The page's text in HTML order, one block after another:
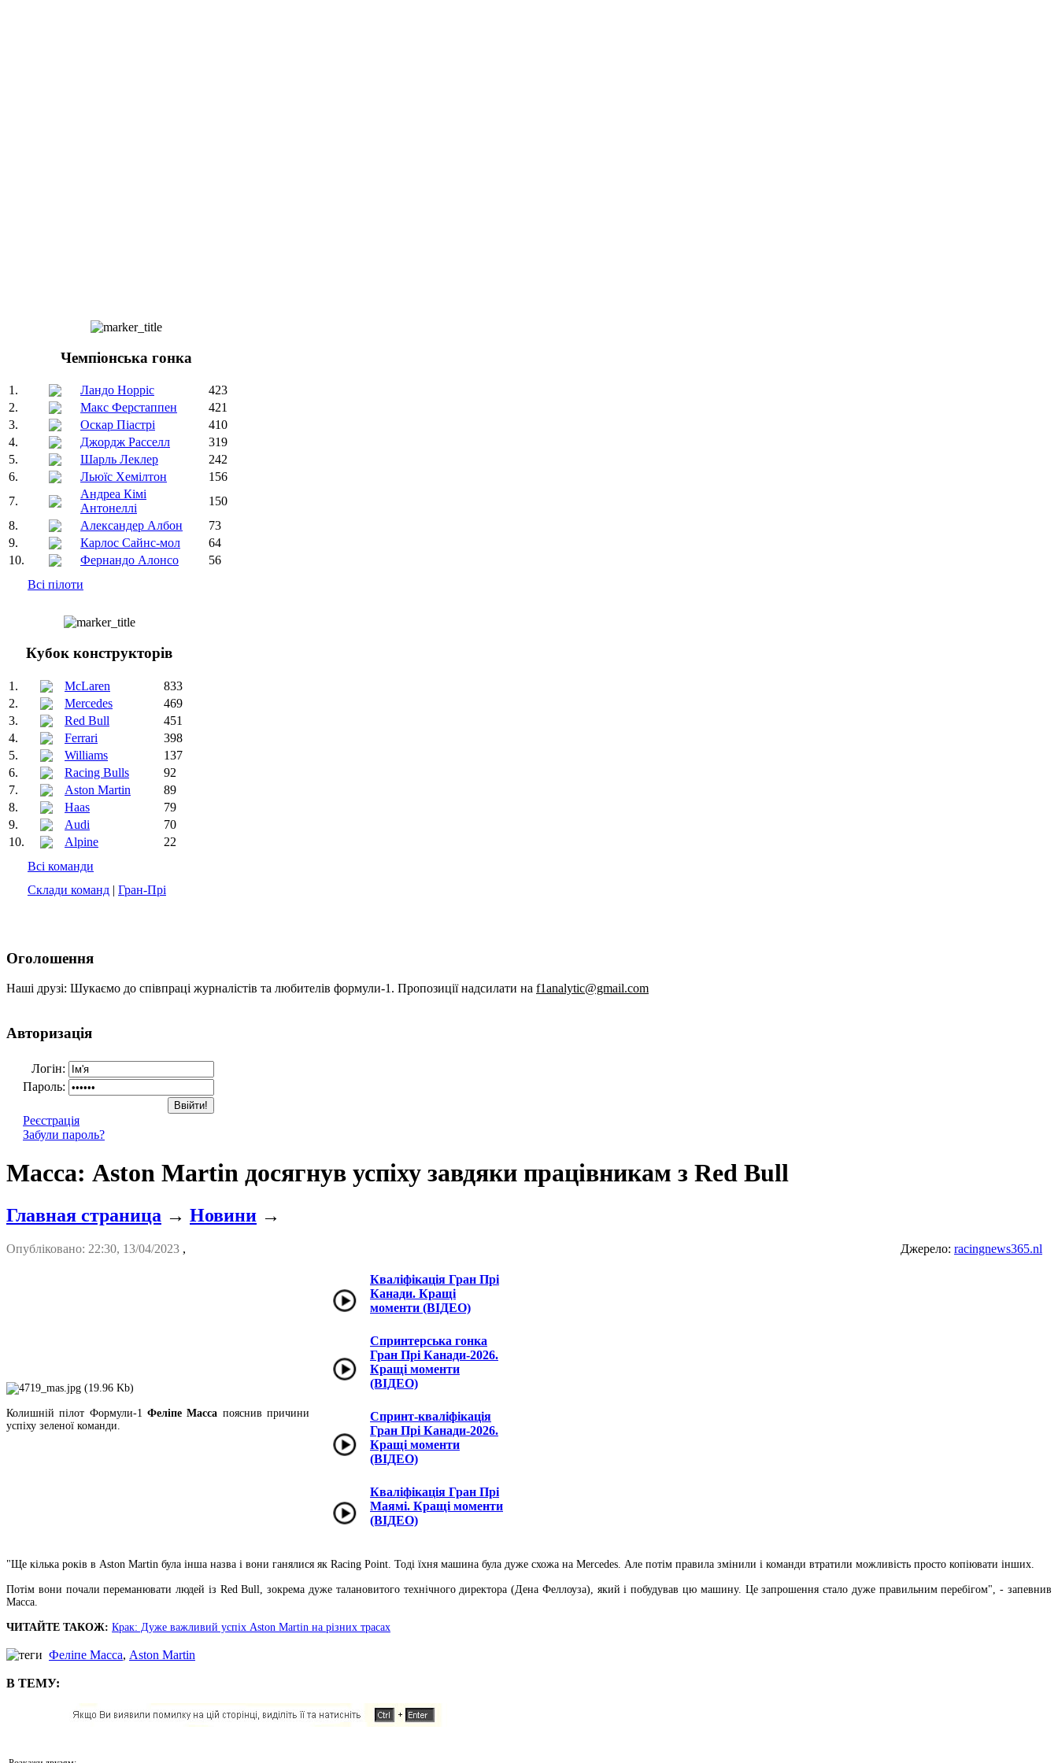
Чемпіонська гонка
1. Ландо Норріс
423
2.
Макс Ферстаппен
421
3.
Оскар Піастрі
410
4.
Джордж Расселл
319
5.
Шарль Леклер
242
6.
Льюїс Хемілтон
156
7.
Андреа Кімі
Антонеллі
150
8.
Александер Албон
73
9.
Карлос Сайнс-мол
64
10.
Фернандо Алонсо
56
Всі пілоти
Кубок конструкторів
1. McLaren
833
2.
Mercedes
469
3.
Red Bull
451
4.
Ferrari
398
5.
Williams
137
6.
Racing Bulls
92
7.
Aston Martin
89
8.
Haas
79
9.
Audi
70
10.
Alpine
22
Всі команди
Склади команд | Гран-Прі
Оголошення
Наші друзі: Шукаємо до співпраці журналістів та любителів формули-1. Пропозиції надсилати на f1analytic@gmail.com
Авторизація
Логін:
Пароль:
Реєстрація
Забули пароль?
Масса: Aston Martin досягнув успіху завдяки працівникам з Red Bull
Главная страница → Новини →
Опубліковано: 22:30, 13/04/2023 , Джерело: racingnews365.nl
Колишній пілот Формули-1 Феліпе Масса пояснив причини
успіху зеленої команди.
Кваліфікація Гран Прі
Канади. Кращі
моменти (ВІДЕО)
Спринтерська гонка
Гран Прі Канади-2026.
Кращі моменти
(ВІДЕО)
Спринт-кваліфікація
Гран Прі Канади-2026.
Кращі моменти
(ВІДЕО)
Кваліфікація Гран Прі
Маямі. Кращі моменти
(ВІДЕО)
"Ще кілька років в Aston Martin була інша назва і вони ганялися як Racing Point. Тоді їхня машина була дуже схожа на Mercedes. Але потім правила змінили і команди втратили можливість просто копіювати інших.
Потім вони почали переманювати людей із Red Bull, зокрема дуже талановитого технічного директора (Дена Феллоуза), який і побудував цю машину. Це запрошення стало дуже правильним перебігом", - запевнив
Масса.
ЧИТАЙТЕ ТАКОЖ: Крак: Дуже важливий успіх Aston Martin на різних трасах
Феліпе Масса, Aston Martin
В ТЕМУ: